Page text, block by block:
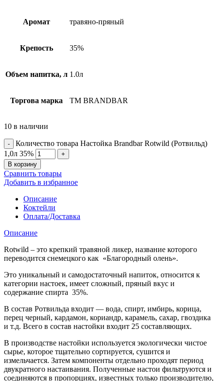
Аромат травяно-пряный
Крепость 35%
Объем напитка, л 1.0л
Торгова марка TM BRANDBAR
10 в наличии
Количество товара Настойка Brandbar Rotwild (Ротвильд)
1,0л 35%
В корзину
Сравнить товары
Добавить в избранное
Описание
Коктейли
Оплата/Доставка
Описание
Rotwild – это крепкий травяной ликер, название которого
переводится снемецкого как «Благородный олень».
Это уникальный и самодостаточный напиток, относится к
категории настоек, имеет сложный, пряный вкус и
содержание спирта 35%.
В состав Ротвильда входит — вода, спирт, имбирь, корица,
перец черный, кардамон, кориандр, карамель, сахар, гвоздика
и т.д. Всего в состав настойки входит 25 составляющих.
В производстве настойки используется экологически чистое
сырье, которое тщательно сортируется, сушится и
измельчается. Затем компоненты отдельно проходят период
двукратного настаивания. Полученные настои фильтруются и
соединяются в пропорциях, известных только производителю,